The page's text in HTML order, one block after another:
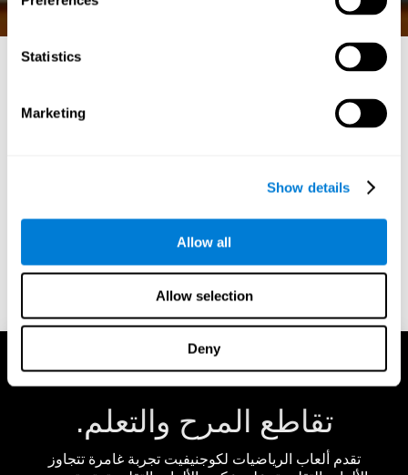
Statistics
Marketing
Show details
Allow all
Allow selection
Deny
ألعاب الرياضيات الممتعة:
تعلم مع تحفيز حدة الإدراك
كرائد في الجمع بين الترفيه والفوائد المعرفية. انغمس في عالم
اللعب مع علم التعزيز العقلي.
الابتداء
تقاطع المرح والتعلم.
تقدم ألعاب الرياضيات لكوجنيفيت تجربة غامرة تتجاوز